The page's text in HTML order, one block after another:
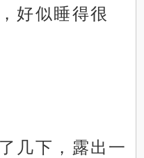
好似睡得很
几下，露出一